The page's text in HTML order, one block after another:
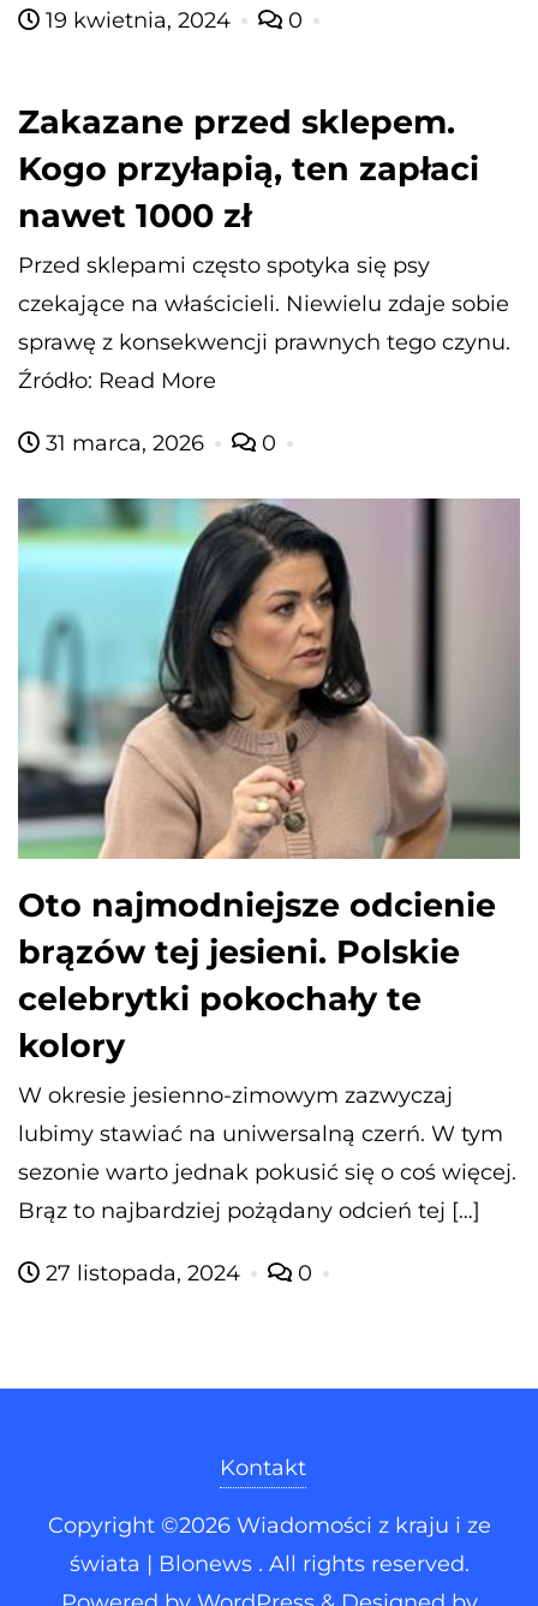
19 kwietnia, 2024 0
Zakazane przed sklepem.
Kogo przyłapią, ten zapłaci
nawet 1000 zł
Przed sklepami często spotyka się psy
czekające na właścicieli. Niewielu zdaje sobie
sprawę z konsekwencji prawnych tego czynu.
Źródło: Read More
31 marca, 2026 0
Oto najmodniejsze odcienie
brązów tej jesieni. Polskie
celebrytki pokochały te
kolory
W okresie jesienno-zimowym zazwyczaj
lubimy stawiać na uniwersalną czerń. W tym
sezonie warto jednak pokusić się o coś więcej.
Brąz to najbardziej pożądany odcień tej […]
27 listopada, 2024 0
Kontakt
Copyright ©2026 Wiadomości z kraju i ze
świata | Blonews . All rights reserved.